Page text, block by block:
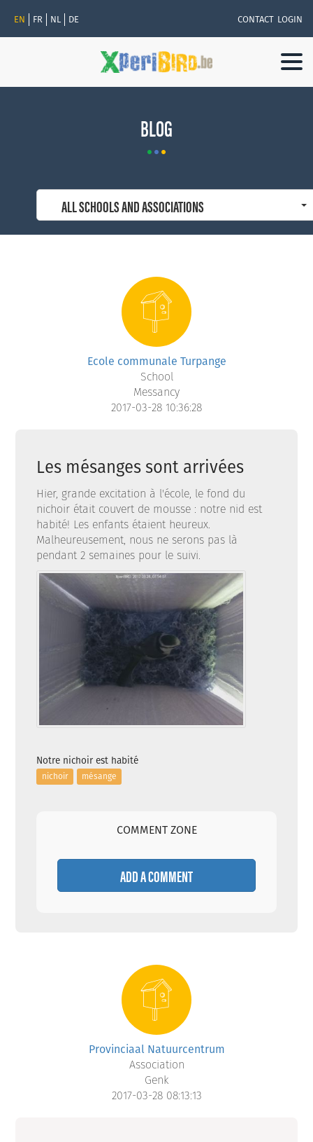
EN FR NL DE CONTACT LOGIN
BLOG
ALL SCHOOLS AND ASSOCIATIONS
Ecole communale Turpange
School
Messancy
2017-03-28 10:36:28
Les mésanges sont arrivées
Hier, grande excitation à l'école, le fond du
nichoir était couvert de mousse : notre nid est
habité! Les enfants étaient heureux.
Malheureusement, nous ne serons pas là
pendant 2 semaines pour le suivi.
Notre nichoir est habité
nichoir mésange
COMMENT ZONE
ADD A COMMENT
Provinciaal Natuurcentrum
Association
Genk
2017-03-28 08:13:13